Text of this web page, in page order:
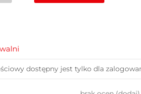
dostępny jest tylko dla